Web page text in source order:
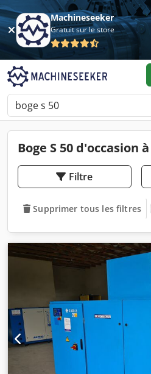
Machineseeker
Gratuit sur le store
Boge S 50 d'occasion
Filtre
Supprimer tous les filtres